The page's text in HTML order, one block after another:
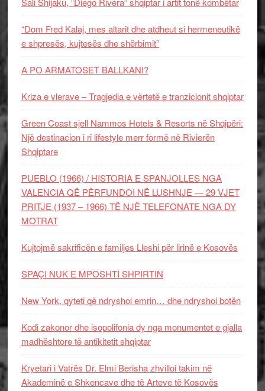
“Dom Fred Kalaj, mes altarit dhe atdheut si hermeneutikë
e shpresës, kujtesës dhe shërbimit”
A PO ARMATOSET BALLKANI?
Kriza e vlerave – Tragjedia e vërtetë e tranzicionit shqiptar
Green Coast sjell Nammos Hotels & Resorts në Shqipëri:
Një destinacion i ri lifestyle merr formë në Rivierën
Shqiptare
PUEBLO (1966) / HISTORIA E SPANJOLLES NGA
VALENCIA QË PËRFUNDOI NË LUSHNJE — 29 VJET
PRITJE (1937 – 1966) TË NJË TELEFONATE NGA DY
MOTRAT
Kujtojmë sakrificën e familjes Lleshi për lirinë e Kosovës
SPAÇI NUK E MPOSHTI SHPIRTIN
New York, qyteti që ndryshoi emrin… dhe ndryshoi botën
Kodi zakonor dhe isopolifonia dy nga monumentet e gjalla
madhështore të antikitetit shqiptar
Kryetari i Vatrës Dr. Elmi Berisha zhvilloi takim në
Akademinë e Shkencave dhe të Arteve të Kosovës